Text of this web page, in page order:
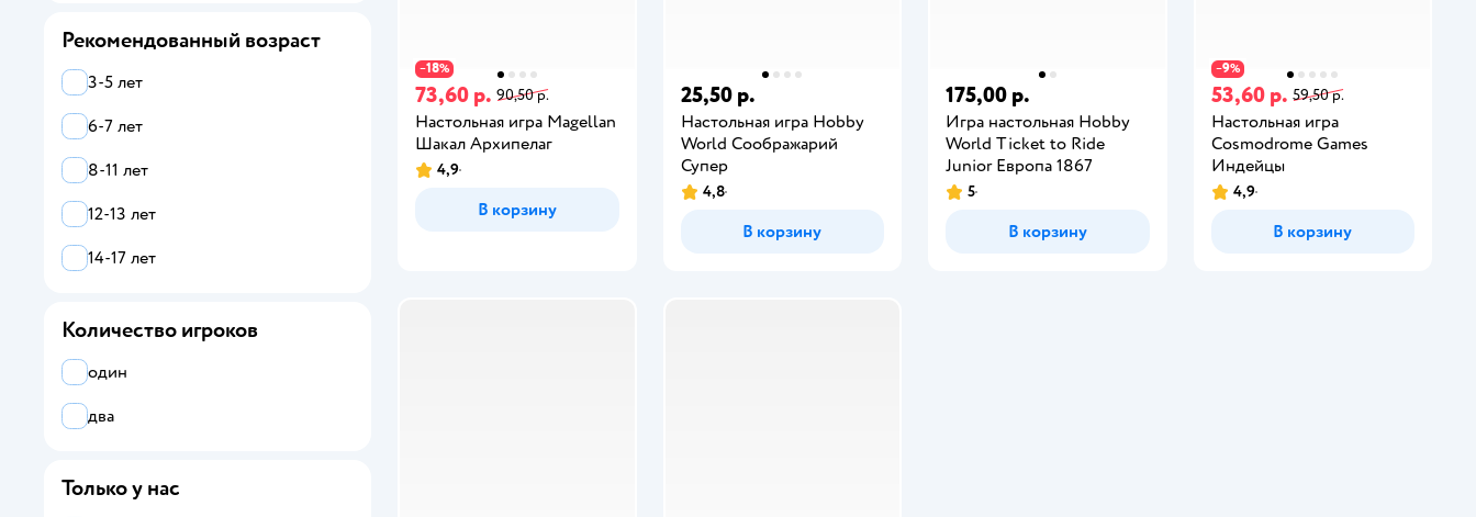
−18%
73,60 р. 90,50 р.
Настольная игра Magellan
Шакал Архипелаг
4,9
В корзину
25,50 р.
Настольная игра Hobby
World Соображарий
Супер
4,8
В корзину
175,00 р.
Игра настольная Hobby
World Ticket to Ride
Junior Европа 1867
5
В корзину
−9%
53,60 р. 59,50 р.
Настольная игра
Cosmodrome Games
Индейцы
4,9
В корзину
Рекомендованный возраст
3-5 лет
6-7 лет
8-11 лет
12-13 лет
14-17 лет
Количество игроков
один
два
Только у нас